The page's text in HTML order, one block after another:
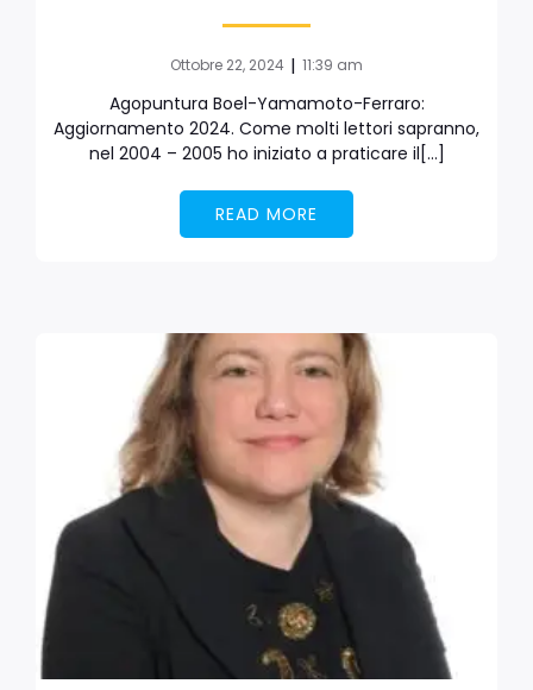
Ottobre 22, 2024 | 11:39 am
Agopuntura Boel-Yamamoto-Ferraro:
Aggiornamento 2024. Come molti lettori sapranno,
nel 2004 – 2005 ho iniziato a praticare il[…]
READ MORE